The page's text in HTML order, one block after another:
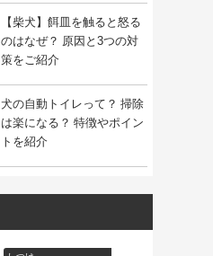
【柴犬】餌皿を触ると怒る
のはなぜ？ 原因と3つの対
策をご紹介
犬の自動トイレって？ 掃除
は楽になる？ 特徴やポイン
トを紹介